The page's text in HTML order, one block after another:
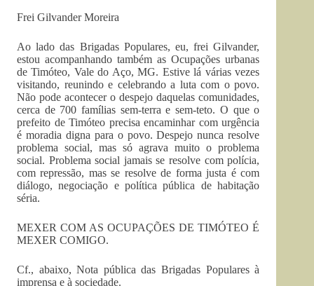
Frei Gilvander Moreira
Ao lado das Brigadas Populares, eu, frei Gilvander,
estou acompanhando também as Ocupações urbanas
de Timóteo, Vale do Aço, MG. Estive lá várias vezes
visitando, reunindo e celebrando a luta com o povo.
Não pode acontecer o despejo daquelas comunidades,
cerca de 700 famílias sem-terra e sem-teto. O que o
prefeito de Timóteo precisa encaminhar com urgência
é moradia digna para o povo. Despejo nunca resolve
problema social, mas só agrava muito o problema
social. Problema social jamais se resolve com polícia,
com repressão, mas se resolve de forma justa é com
diálogo, negociação e política pública de habitação
séria.
MEXER COM AS OCUPAÇÕES DE TIMÓTEO É
MEXER COMIGO.
Cf., abaixo, Nota pública das Brigadas Populares à
imprensa e à sociedade.